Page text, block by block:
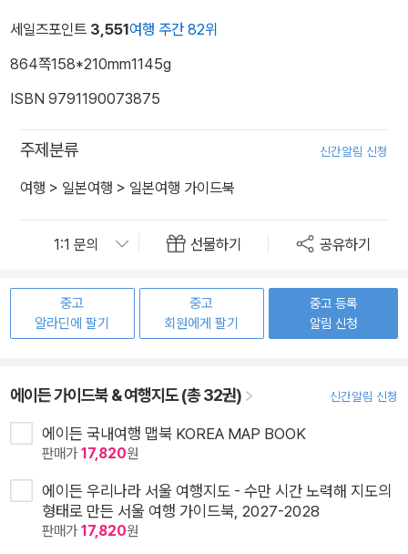
세일즈포인트 3,551여행 주간 82위
864쪽158*210mm1145g
ISBN 9791190073875
주제분류 신간알림 신청
여행 > 일본여행 > 일본여행 가이드북
선물하기 공유하기
중고
알라딘에 팔기
중고
회원에게 팔기
중고 등록
알림 신청
에이든 가이드북 & 여행지도 (총 32권) 신간알림 신청
에이든 국내여행 맵북 KOREA MAP BOOK
판매가17,820원
에이든 우리나라 서울 여행지도 - 수만 시간 노력해 지도의
형태로 만든 서울 여행 가이드북, 2027-2028
판매가17,820원